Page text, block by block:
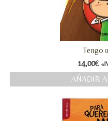
Tengo
14,00€
AÑADIR